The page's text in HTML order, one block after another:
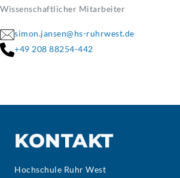
Wissenschaftlicher Mitarbeiter
simon.jansen@hs-ruhrwest.de
+49 208 88254-442
KONTAKT
Hochschule Ruhr West